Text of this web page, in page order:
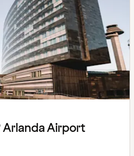
Arlanda Airport